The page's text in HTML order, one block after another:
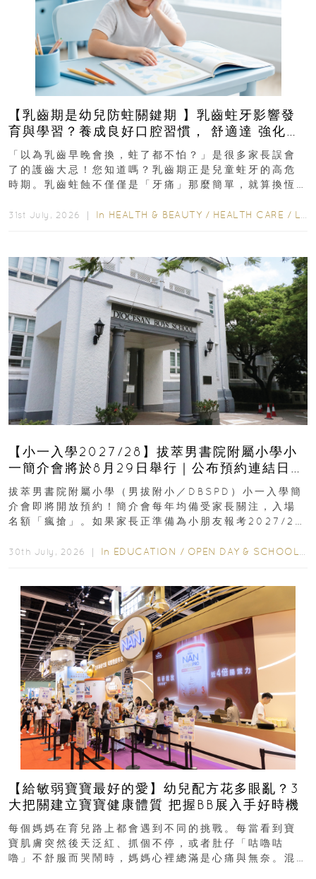
【乳齒期是幼兒防蛀關鍵期 】乳齒蛀牙影響發
育與學習？養成良好口腔習慣， 舒適達 強化琺
瑯質 兒童牙膏防護指南
「以為乳齒早晚會換，蛀了都不怕？」是很多家長誤會
了的護齒大忌！您知道嗎？乳齒期正是兒童蛀牙的高危
時期。乳齒蛀蝕不僅僅是「牙痛」那麼簡單，就算換恆
31st July, 2026 ｜ In HEALTH & BEAUTY / HEALTH CARE / LIFESTYLE
【小一入學2027/28】拔萃男書院附屬小學小
一簡介會將於8月29日舉行｜公布預約連結日期
｜更設有網上重溫
拔萃男書院附屬小學（男拔附小／DBSPD）小一入學簡
介會即將開放預約！簡介會每年均備受家長關注，入場
名額「瘋搶」。如果家長正準備為小朋友報考2027/28
30th July, 2026 ｜ In EDUCATION / OPEN DAY & SCHOOL EVENTS
【給敏弱寶寶最好的愛】幼兒配方花多眼亂？3
大把關建立寶寶健康體質 把握BB展入手好時機
每個媽媽在育兒路上都會遇到不同的挑戰。每當看到寶
寶肌膚突然後天泛紅、抓個不停，或者肚仔「咕嚕咕
嚕」不舒服而哭鬧時，媽媽心裡總滿是心痛與無奈。混